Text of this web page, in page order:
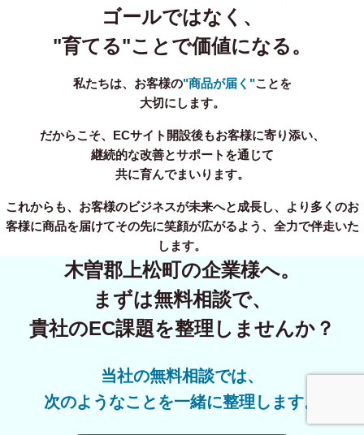
ゴールではなく、
"育てる"ことで価値になる。
私たちは、お客様の"商品が届く"ことを
大切にします。
だからこそ、ECサイト開設後もお客様に寄り添い、
継続的な改善とサポートを通じて
共に育んでまいります。
これからも、お客様のビジネスが未来へと成長し、より多くのお
客様に商品を届けてその先に笑顔が広がるよう、全力で伴走いた
します。
木曽郡上松町の企業様へ。
まずは無料相談で、
貴社のEC課題を整理しませんか？
当社の無料相談では、
次のようなことを一緒に整理します。